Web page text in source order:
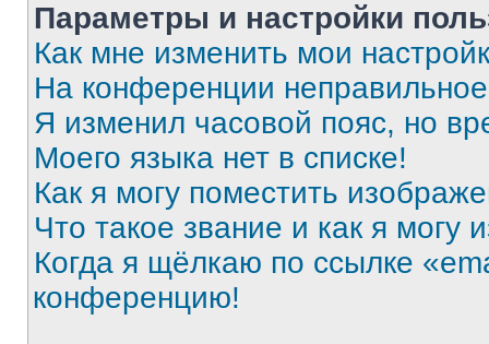
Параметры и настройки
Как мне изменить мои
На конференции
Я изменил часовой пояс, но
Моего языка нет в списке!
Как я могу поместить
Что такое звание и как я могу
Когда я щёлкаю по ссылке
конференцию!